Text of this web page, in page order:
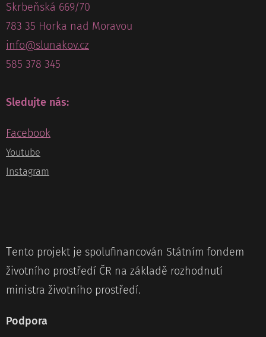
Skrbeňská 669/70
783 35 Horka nad Moravou
info@slunakov.cz
585 378 345
Sledujte nás:
Facebook
Youtube
Instagram
Tento projekt je spolufinancován Státním fondem
životního prostředí ČR na základě rozhodnutí
ministra životního prostředí.
Podpora